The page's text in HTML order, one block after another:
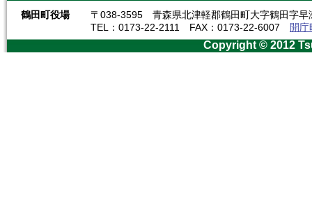
鶴田町役場
〒038-3595 青森県北津軽郡鶴田町大字鶴田字早
TEL：0173-22-2111 FAX：0173-22-6007
開
Copyright © 2012